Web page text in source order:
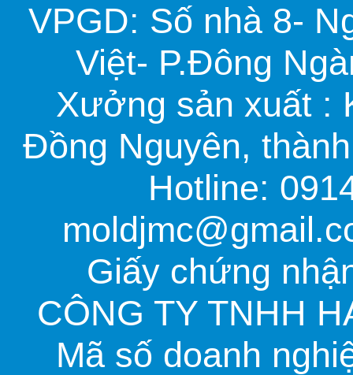
VPGD: Số nhà 8-
Việt- P.Đông
Xưởng sản xuất :
Đồng Nguyên,
Hotline:
Giấy chứng
CÔNG TY TNHH
Mã số doanh